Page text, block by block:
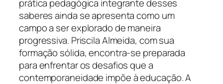
prática pedagógica integrante desses
saberes ainda se apresenta como um
campo a ser explorado de maneira
progressiva. Priscila Almeida, com sua
formação sólida, encontra-se preparada
para enfrentar os desafios que a
contemporaneidade impõe à educação. A